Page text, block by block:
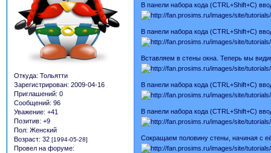
Откуда: Тольятти
Зарегистрирован: 2009-04-16
Приглашений: 0
Сообщений: 96
Уважение: +41
Позитив: +9
Пол: Женский
Возраст: 32 [1994-05-28]
Провел на форуме:
В панели набора кода (CTRL+Shift+C)
В панели набора кода (CTRL+Shift+C)
Вставляем в стены окна. Теперь мы
В панели набора кода (CTRL+Shift+C)
В панели набора кода (CTRL+Shift+C)
Сокращаем половину стены, начиная с